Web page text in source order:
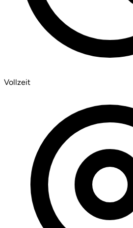
Vollzeit